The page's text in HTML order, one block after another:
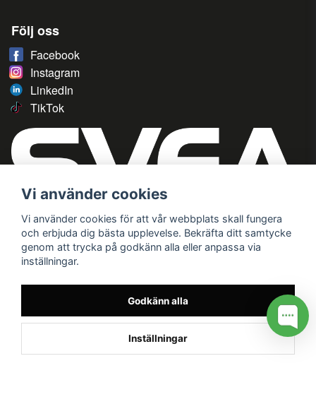
Följ oss
Facebook
Instagram
LinkedIn
TikTok
Vi använder cookies
Vi använder cookies för att vår webbplats skall fungera
och erbjuda dig bästa upplevelse. Bekräfta ditt samtycke
genom att trycka på godkänn alla eller anpassa via
inställningar.
Godkänn alla
Inställningar